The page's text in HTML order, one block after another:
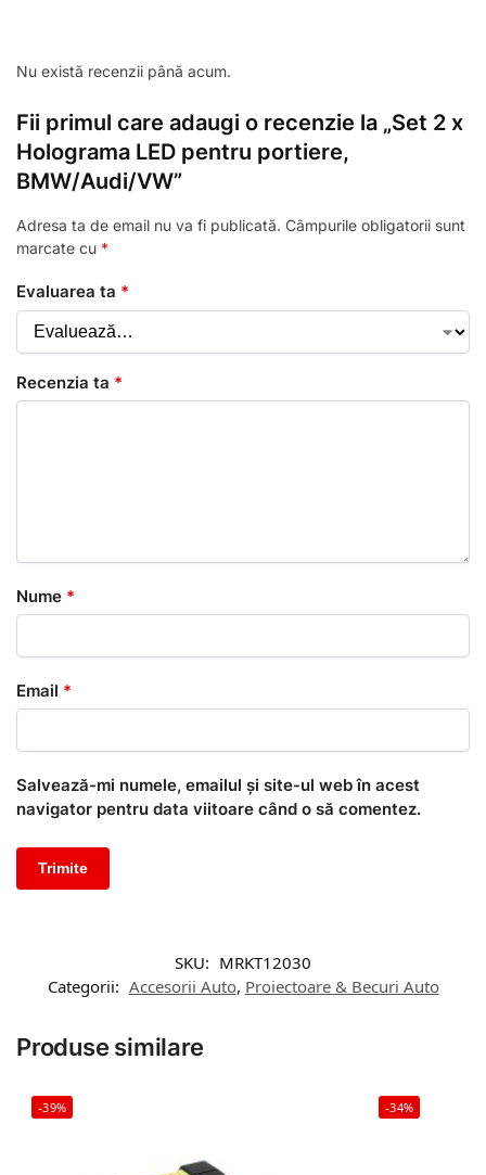
Nu există recenzii până acum.
Fii primul care adaugi o recenzie la „Set 2 x
Holograma LED pentru portiere,
BMW/Audi/VW”
Adresa ta de email nu va fi publicată. Câmpurile obligatorii sunt
marcate cu *
Evaluarea ta *
Recenzia ta *
Nume *
Email *
Salvează-mi numele, emailul și site-ul web în acest
navigator pentru data viitoare când o să comentez.
SKU: MRKT12030
Categorii: Accesorii Auto, Proiectoare & Becuri Auto
Produse similare
-39% -34%